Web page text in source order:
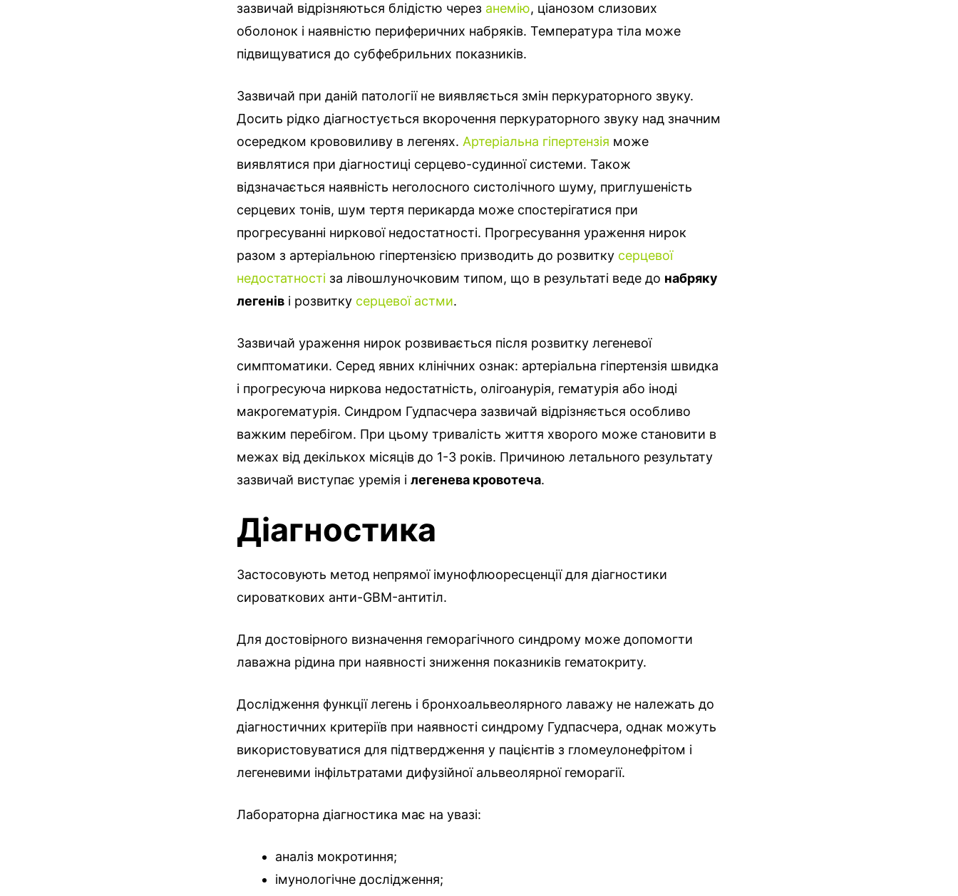
зазвичай відрізняються блідістю через анемію, ціанозом слизових
оболонок і наявністю периферичних набряків. Температура тіла може
підвищуватися до субфебрильних показників.
Зазвичай при даній патології не виявляється змін перкураторного звуку.
Досить рідко діагностується вкорочення перкураторного звуку над значним
осередком крововиливу в легенях. Артеріальна гіпертензія може
виявлятися при діагностиці серцево-судинної системи. Також
відзначається наявність неголосного систолічного шуму, приглушеність
серцевих тонів, шум тертя перикарда може спостерігатися при
прогресуванні ниркової недостатності. Прогресування ураження нирок
разом з артеріальною гіпертензією призводить до розвитку серцевої
недостатності за лівошлуночковим типом, що в результаті веде до набряку
легенів і розвитку серцевої астми.
Зазвичай ураження нирок розвивається після розвитку легеневої
симптоматики. Серед явних клінічних ознак: артеріальна гіпертензія швидка
і прогресуюча ниркова недостатність, олігоанурія, гематурія або іноді
макрогематурія. Синдром Гудпасчера зазвичай відрізняється особливо
важким перебігом. При цьому тривалість життя хворого може становити в
межах від декількох місяців до 1-3 років. Причиною летального результату
зазвичай виступає уремія і легенева кровотеча.
Діагностика
Застосовують метод непрямої імунофлюоресценції для діагностики
сироваткових анти-GBM-антитіл.
Для достовірного визначення геморагічного синдрому може допомогти
лаважна рідина при наявності зниження показників гематокриту.
Дослідження функції легень і бронхоальвеолярного лаважу не належать до
діагностичних критеріїв при наявності синдрому Гудпасчера, однак можуть
використовуватися для підтвердження у пацієнтів з гломеулонефрітом і
легеневими інфільтратами дифузійної альвеолярної геморагії.
Лабораторна діагностика має на увазі:
аналіз мокротиння;
імунологічне дослідження;